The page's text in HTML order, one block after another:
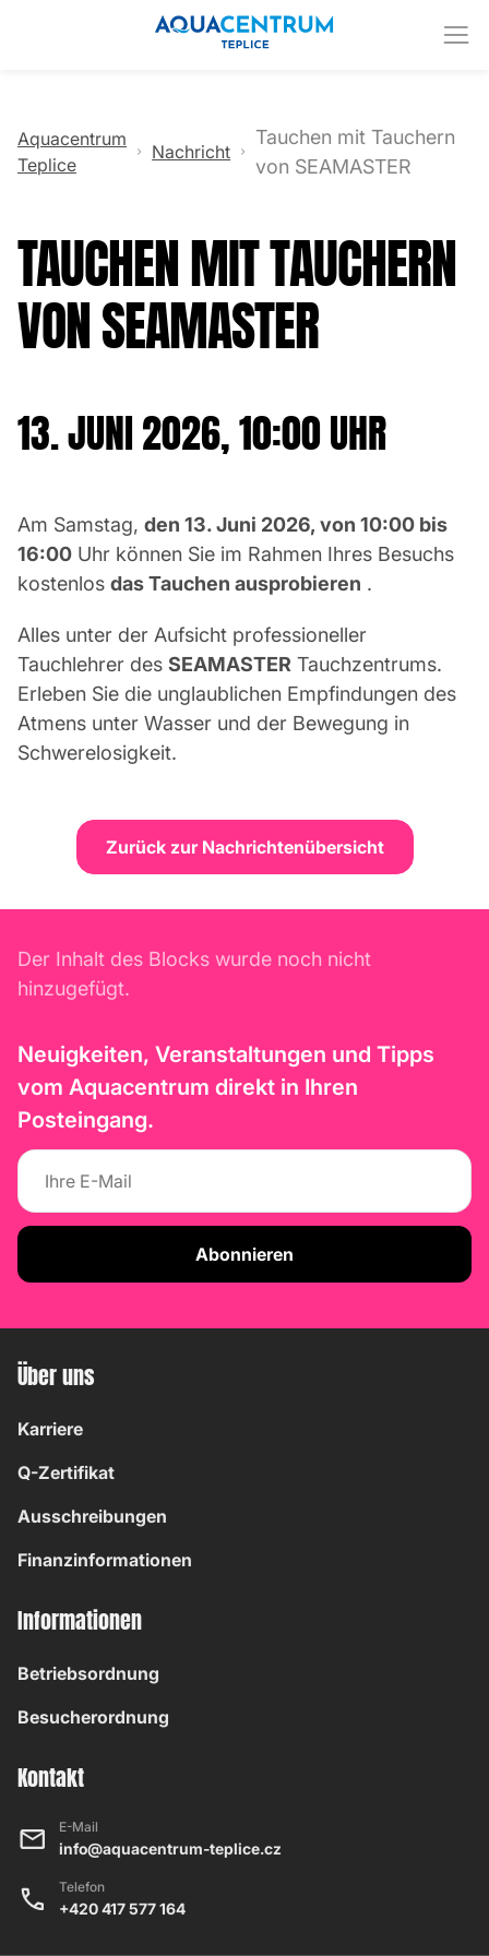
Aquacentrum
Teplice
Nachricht
Tauchen mit Tauchern
von SEAMASTER
TAUCHEN MIT TAUCHERN
VON SEAMASTER
13. JUNI 2026, 10:00 UHR
Am Samstag, den 13. Juni 2026, von 10:00 bis
16:00 Uhr können Sie im Rahmen Ihres Besuchs
kostenlos das Tauchen ausprobieren .
Alles unter der Aufsicht professioneller
Tauchlehrer des SEAMASTER Tauchzentrums.
Erleben Sie die unglaublichen Empfindungen des
Atmens unter Wasser und der Bewegung in
Schwerelosigkeit.
Zurück zur Nachrichtenübersicht
Der Inhalt des Blocks wurde noch nicht
hinzugefügt.
Neuigkeiten, Veranstaltungen und Tipps
vom Aquacentrum direkt in Ihren
Posteingang.
Abonnieren
Über uns
Karriere
Q-Zertifikat
Ausschreibungen
Finanzinformationen
Informationen
Betriebsordnung
Besucherordnung
Kontakt
E-Mail
info@aquacentrum-teplice.cz
Telefon
+420 417 577 164